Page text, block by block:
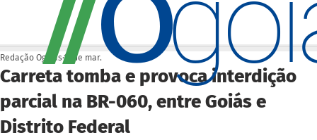
Carreta tomba e provoca interdição
parcial na BR-060, entre Goiás e
Distrito Federal
Redação Ogoiás 17 de mar.